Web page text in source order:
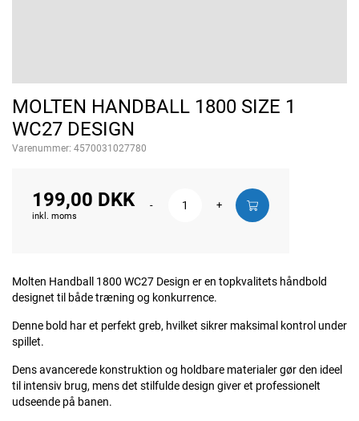
MOLTEN HANDBALL 1800 SIZE 1
WC27 DESIGN
Varenummer: 4570031027780
199,00 DKK
inkl. moms
- +
Molten Handball 1800 WC27 Design er en topkvalitets håndbold
designet til både træning og konkurrence.
Denne bold har et perfekt greb, hvilket sikrer maksimal kontrol under
spillet.
Dens avancerede konstruktion og holdbare materialer gør den ideel
til intensiv brug, mens det stilfulde design giver et professionelt
udseende på banen.